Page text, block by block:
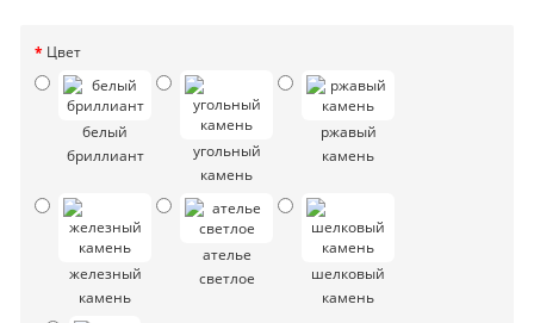
Цвет
белый
бриллиант
угольный
камень
ржавый
камень
железный
камень
ателье
светлое
шелковый
камень